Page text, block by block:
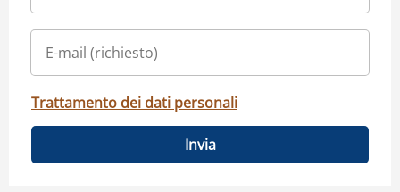
Trattamento dei dati personali
Invia